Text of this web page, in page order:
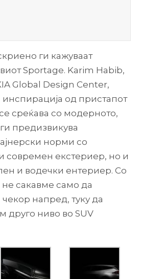
ги кажуваат
Sportage. Karim Habib,
Global Design Center,
инспирација од пристапот
среќава со модерното,
предизвикува
норми со
современ екстериер, но и
и водечки ентериер. Со
сакавме само да
напред, туку да
друго ниво во SUV